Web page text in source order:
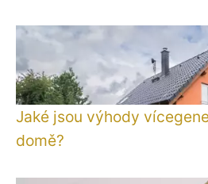
Jaké jsou výhody
domě?